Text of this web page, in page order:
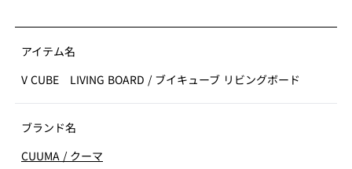
アイテム名
V CUBE LIVING BOARD / ブイキューブ リビングボード
ブランド名
CUUMA / クーマ